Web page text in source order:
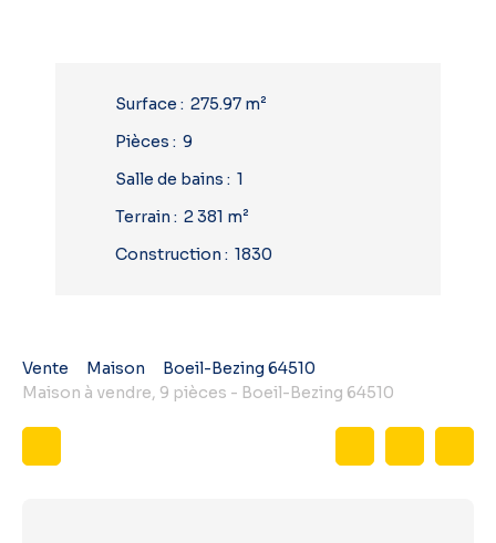
Surface : 275.97 m²
Pièces : 9
Salle de bains : 1
Terrain : 2 381 m²
Construction : 1830
Vente Maison
Boeil-Bezing 64510
Maison à vendre, 9 pièces - Boeil-Bezing 64510